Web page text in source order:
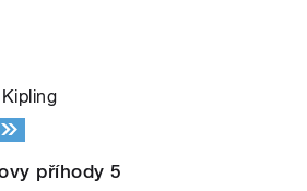
příhody 5